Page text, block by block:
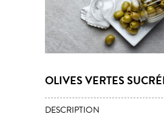
OLIVES VERTES
DESCRIPTION